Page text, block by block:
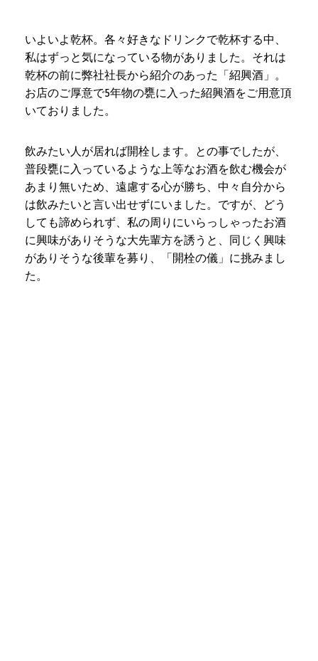
いよいよ乾杯。各々好きなドリンクで乾杯する中、
私はずっと気になっている物がありました。それは
乾杯の前に弊社社長から紹介のあった「紹興酒」。
お店のご厚意で5年物の甕に入った紹興酒をご用意頂
いておりました。
飲みたい人が居れば開栓します。との事でしたが、
普段甕に入っているような上等なお酒を飲む機会が
あまり無いため、遠慮する心が勝ち、中々自分から
は飲みたいと言い出せずにいました。ですが、どう
しても諦められず、私の周りにいらっしゃったお酒
に興味がありそうな大先輩方を誘うと、同じく興味
がありそうな後輩を募り、「開栓の儀」に挑みまし
た。